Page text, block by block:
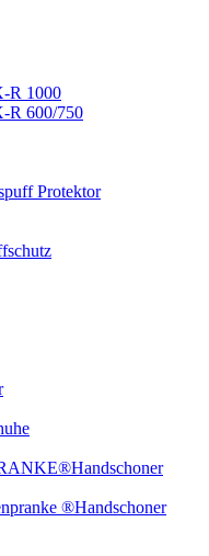
R 1000
R 600/750
Protektor
®Handschoner